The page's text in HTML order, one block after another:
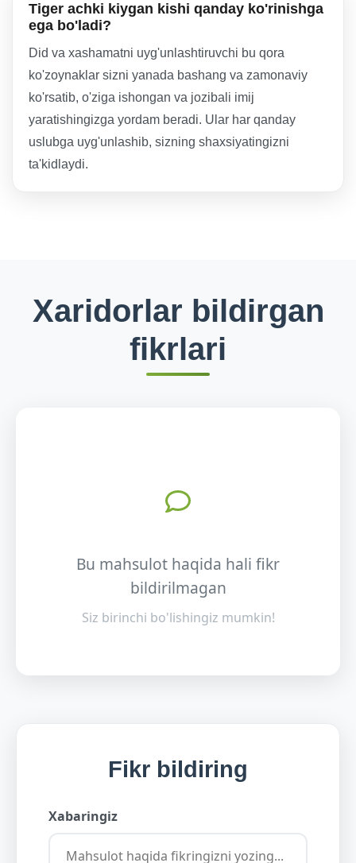
Tiger achki kiygan kishi qanday ko'rinishga
ega bo'ladi?
Did va xashamatni uyg'unlashtiruvchi bu qora
ko'zoynaklar sizni yanada bashang va zamonaviy
ko'rsatib, o'ziga ishongan va jozibali imij
yaratishingizga yordam beradi. Ular har qanday
uslubga uyg'unlashib, sizning shaxsiyatingizni
ta'kidlaydi.
Xaridorlar bildirgan
fikrlari
Bu mahsulot haqida hali fikr
bildirilmagan
Siz birinchi bo'lishingiz mumkin!
Fikr bildiring
Xabaringiz